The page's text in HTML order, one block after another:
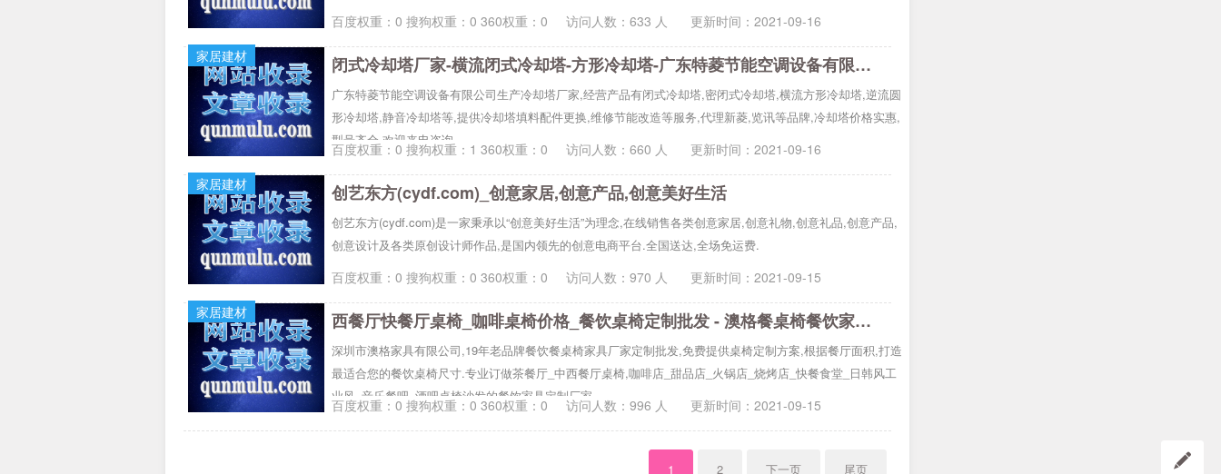
百度权重：0 搜狗权重：0 360权重：0 访问人数： 633 人 更新时间： 2021-09-16
家居建材
闭式冷却塔厂家-横流闭式冷却塔-方形冷却塔-广东特菱节能空调设备有限公司
广东特菱节能空调设备有限公司生产冷却塔厂家,经营产品有闭式冷却塔,密闭式冷却塔,横流方形冷却塔,逆流圆
形冷却塔,静音冷却塔等,提供冷却塔填料配件更换,维修节能改造等服务,代理新菱,览讯等品牌,冷却塔价格实惠,
型号齐全,欢迎来电咨询。
百度权重：0 搜狗权重：1 360权重：0 访问人数： 660 人 更新时间： 2021-09-16
家居建材
创艺东方(cydf.com)_创意家居,创意产品,创意美好生活
创艺东方(cydf.com)是一家秉承以“创意美好生活”为理念,在线销售各类创意家居,创意礼物,创意礼品,创意产品,
创意设计及各类原创设计师作品,是国内领先的创意电商平台.全国送达,全场免运费.
百度权重：0 搜狗权重：0 360权重：0 访问人数： 970 人 更新时间： 2021-09-15
家居建材
西餐厅快餐厅桌椅_咖啡桌椅价格_餐饮桌椅定制批发 - 澳格餐桌椅餐饮家具厂
深圳市澳格家具有限公司,19年老品牌餐饮餐桌椅家具厂家定制批发,免费提供桌椅定制方案,根据餐厅面积,打造
最适合您的餐饮桌椅尺寸.专业订做茶餐厅_中西餐厅桌椅,咖啡店_甜品店_火锅店_烧烤店_快餐食堂_日韩风工
业风_音乐餐吧_酒吧桌椅沙发的餐饮家具定制厂家.
百度权重：0 搜狗权重：0 360权重：0 访问人数： 996 人 更新时间： 2021-09-15
1 2 下一页 尾页